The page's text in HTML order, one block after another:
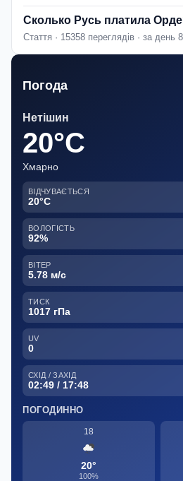
Сколько Русь платила
Стаття · 15358 переглядів · за день
Погода
Нетішин
20°C
Хмарно
ВІДЧУВАЄТЬСЯ
20°C
ВОЛОГІСТЬ
92%
ВІТЕР
5.78 м/с
ТИСК
1017 гПа
UV
0
СХІД / ЗАХІД
02:49 / 17:48
ПОГОДИННО
18
20°
100%